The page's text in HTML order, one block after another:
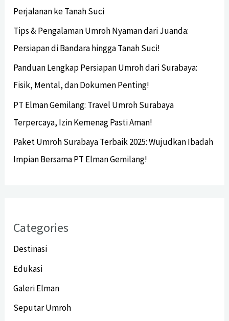
Perjalanan ke Tanah Suci
Tips & Pengalaman Umroh Nyaman dari Juanda:
Persiapan di Bandara hingga Tanah Suci!
Panduan Lengkap Persiapan Umroh dari Surabaya:
Fisik, Mental, dan Dokumen Penting!
PT Elman Gemilang: Travel Umroh Surabaya
Terpercaya, Izin Kemenag Pasti Aman!
Paket Umroh Surabaya Terbaik 2025: Wujudkan Ibadah
Impian Bersama PT Elman Gemilang!
Categories
Destinasi
Edukasi
Galeri Elman
Seputar Umroh